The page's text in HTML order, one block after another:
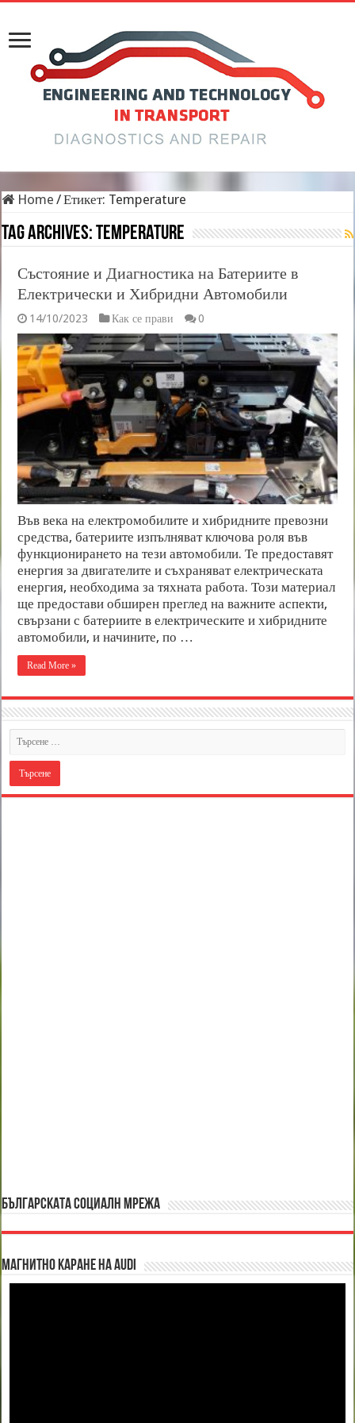
Home /Етикет: Temperature
Tag Archives:Temperature
Състояние и Диагностика на Батериите в
Електрически и Хибридни Автомобили
14/10/2023 Как се прави 0
Във века на електромобилите и хибридните превозни
средства, батериите изпълняват ключова роля във
функционирането на тези автомобили. Те предоставят
енергия за двигателите и съхраняват електрическата
енергия, необходима за тяхната работа. Този материал
ще предостави обширен преглед на важните аспекти,
свързани с батериите в електрическите и хибридните
автомобили, и начините, по …
Read More »
БЪЛГАРСКАТА СОЦИАЛН МРЕЖА
Магнитно каране на Audi